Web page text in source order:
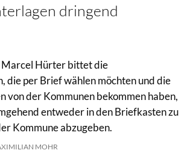
dringend
Hürter bittet die
die per Brief wählen möchten und die
von der Kommunen bekommen haben,
entweder in den Briefkasten zu
Kommune abzugeben.
MOHR